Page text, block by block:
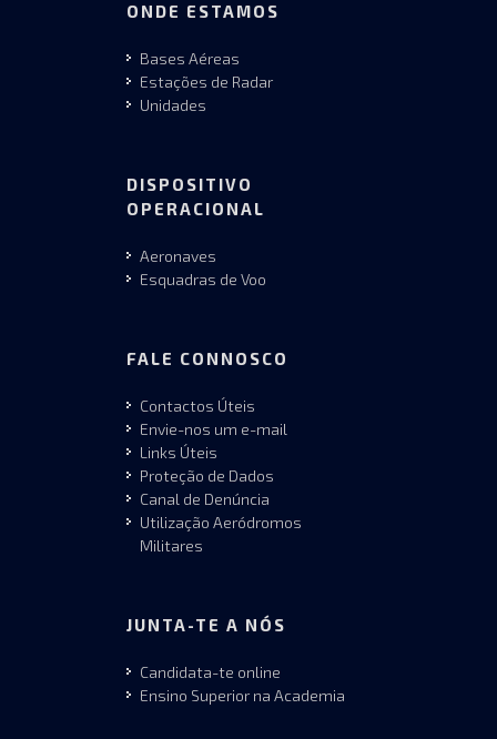
ONDE ESTAMOS
Bases Aéreas
Estações de Radar
Unidades
DISPOSITIVO
OPERACIONAL
Aeronaves
Esquadras de Voo
FALE CONNOSCO
Contactos Úteis
Envie-nos um e-mail
Links Úteis
Proteção de Dados
Canal de Denúncia
Utilização Aeródromos
Militares
JUNTA-TE A NÓS
Candidata-te online
Ensino Superior na Academia